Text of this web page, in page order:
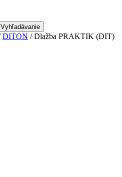
Vyhľadávanie
DITON / Dlažba PRAKTIK (DIT)